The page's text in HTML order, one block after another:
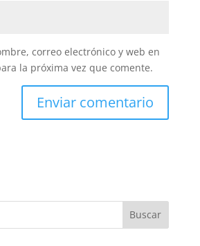
correo electrónico y web en
la próxima vez que comente.